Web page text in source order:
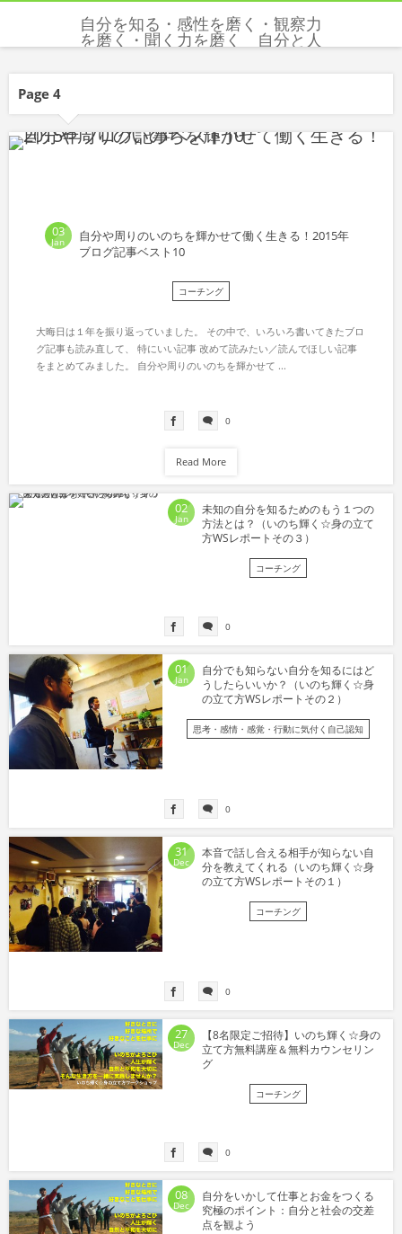
自分を知る・感性を磨く・観察力
を磨く・聞く力を磨く 自分と人
クリクリエーションズ
Page 4
03
Jan
自分や周りのいのちを輝かせて働く生きる！2015年
ブログ記事ベスト10
コーチング
大晦日は１年を振り返っていました。 その中で、いろいろ書いてきたブロ
グ記事も読み直して、 特にいい記事 改めて読みたい／読んでほしい記事
をまとめてみました。 自分や周りのいのちを輝かせて ...
0
Read More
02
Jan
未知の自分を知るためのもう１つの
方法とは？（いのち輝く☆身の立て
方WSレポートその３）
コーチング
0
01
Jan
自分でも知らない自分を知るにはど
うしたらいいか？（いのち輝く☆身
の立て方WSレポートその２）
思考・感情・感覚・行動に気付く自己認知
0
31
Dec
本音で話し合える相手が知らない自
分を教えてくれる（いのち輝く☆身
の立て方WSレポートその１）
コーチング
0
27
Dec
【8名限定ご招待】いのち輝く☆身の
立て方無料講座＆無料カウンセリン
グ
コーチング
0
08
Dec
自分をいかして仕事とお金をつくる
究極のポイント：自分と社会の交差
点を観よう